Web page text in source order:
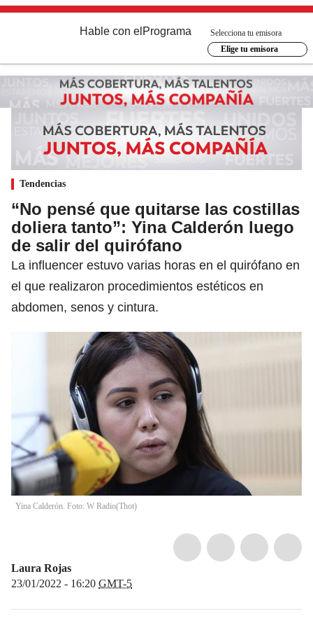
Hable con el Programa
Selecciona tu emisora
Elige tu emisora
Tendencias
“No pensé que quitarse las costillas
doliera tanto”: Yina Calderón luego
de salir del quirófano
La influencer estuvo varias horas en el quirófano en
el que realizaron procedimientos estéticos en
abdomen, senos y cintura.
Yina Calderón. Foto: W Radio(Thot)
Laura Rojas
23/01/2022 - 16:20 GMT-5